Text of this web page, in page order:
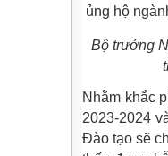
Bộ trưởng
Nhằm khắc
2023-2024
Đào tạo sẽ